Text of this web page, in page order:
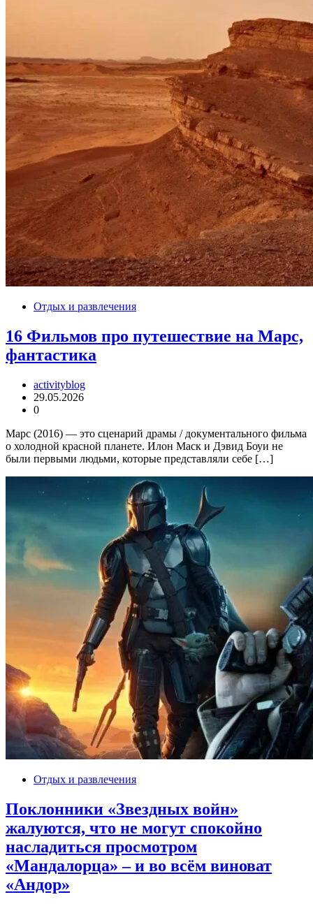
Отдых и развлечения
16 Фильмов про путешествие на Марс,
фантастика
activityblog
29.05.2026
0
Марс (2016) — это сценарий драмы / документального фильма
о холодной красной планете. Илон Маск и Дэвид Боуи не
были первыми людьми, которые представляли себе […]
Отдых и развлечения
Поклонники «Звездных войн»
жалуются, что не могут спокойно
насладиться просмотром
«Мандалорца» – и во всём виноват
«Андор»